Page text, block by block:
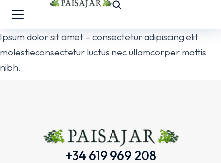
Ipsum dolor sit amet – consectetur adipiscing elit
molestieconsectetur luctus nec ullamcorper mattis
nibh.
+34 619 969 208